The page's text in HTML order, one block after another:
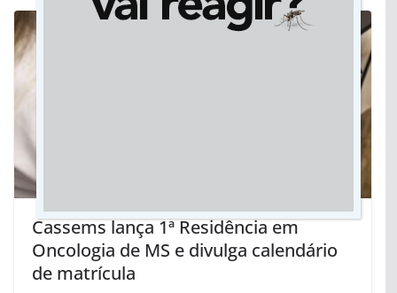
Cassems lança 1ª Residência em
Oncologia de MS e divulga calendário
de matrícula